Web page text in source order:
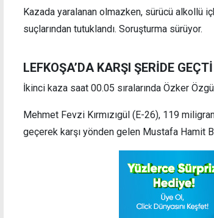
Kazada yaralanan olmazken, sürücü alkollü
suçlarından tutuklandı. Soruşturma sürüyor.
LEFKOŞA’DA KARŞI ŞERİDE GEÇTİ
İkinci kaza saat 00.05 sıralarında Özker
Mehmet Fevzi Kırmızıgül (E-26), 119
geçerek karşı yönden gelen Mustafa Hamit